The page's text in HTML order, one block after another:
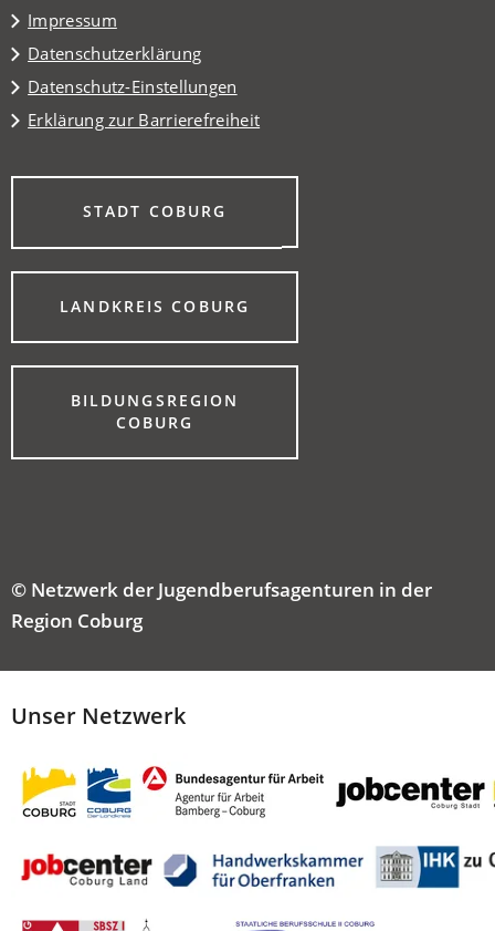
Impressum
Datenschutzerklärung
Datenschutz-Einstellungen
Erklärung zur Barrierefreiheit
STADT COBURG
(ÖFFNET
EINEM
NEUEN
LANDKREIS COBURG
(ÖFFNET
EINEM
NEUEN
BILDUNGSREGION
COBURG
EINEM
© Netzwerk der Jugendberufsagenturen in der
Region Coburg
Unser Netzwerk